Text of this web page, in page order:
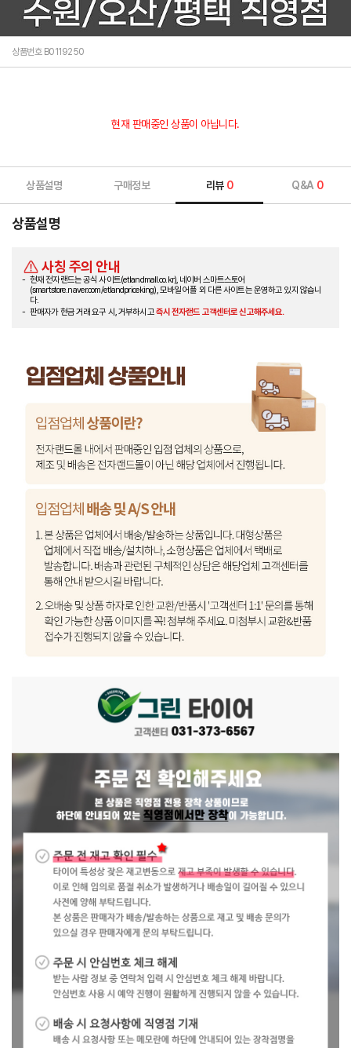
상품번호 B0119250
현재 판매중인 상품이 아닙니다.
상품설명 구매정보 리뷰 0 Q&A 0
상품설명
사칭 주의 안내
현재 전자랜드는 공식 사이트(etlandmall.co.kr), 네이버 스마트스토어
(smartstore.naver.com/etlandpriceking), 모바일 어플 외 다른 사이트는 운영하고 있지 않습니
다.
판매자가 현금 거래 요구 시, 거부하시고즉시 전자랜드 고객센터로 신고해주세요.